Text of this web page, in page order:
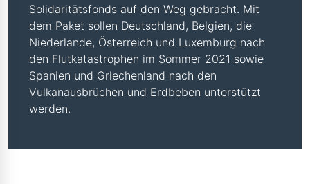
Solidaritätsfonds auf den Weg gebracht. Mit
dem Paket sollen Deutschland, Belgien, die
Niederlande, Österreich und Luxemburg nach
den Flutkatastrophen im Sommer 2021 sowie
Spanien und Griechenland nach den
Vulkanausbrüchen und Erdbeben unterstützt
werden.